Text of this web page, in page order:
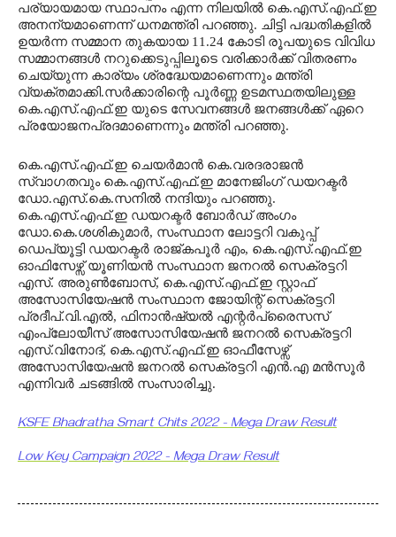
പര്യായമായ സ്ഥാപനം എന്ന നിലയിൽ കെ.എസ്.എഫ്.ഇ
അനന്യമാണെന്ന് ധനമന്ത്രി പറഞ്ഞു. ചിട്ടി പദ്ധതികളിൽ
ഉയർന്ന സമ്മാന തുകയായ 11.24 കോടി രൂപയുടെ വിവിധ
സമ്മാനങ്ങൾ നറുക്കെടുപ്പിലൂടെ വരിക്കാർക്ക് വിതരണം
ചെയ്യുന്ന കാര്യം ശ്രദ്ധേയമാണെന്നും മന്ത്രി
വ്യക്തമാക്കി.സർക്കാരിന്റെ പൂർണ്ണ ഉടമസ്ഥതയിലുള്ള
കെ.എസ്.എഫ്.ഇ യുടെ സേവനങ്ങൾ ജനങ്ങൾക്ക് ഏറെ
പ്രയോജനപ്രദമാണെന്നും മന്ത്രി പറഞ്ഞു.
കെ.എസ്.എഫ്.ഇ ചെയർമാൻ കെ.വരദരാജൻ
സ്വാഗതവും കെ.എസ്.എഫ്.ഇ മാനേജിംഗ് ഡയറക്ടർ
ഡോ.എസ്.കെ.സനിൽ നന്ദിയും പറഞ്ഞു.
കെ.എസ്.എഫ്.ഇ ഡയറക്ടർ ബോർഡ് അംഗം
ഡോ.കെ.ശശികുമാർ, സംസ്ഥാന ലോട്ടറി വകുപ്പ്
ഡെപ്യൂട്ടി ഡയറക്ടർ രാജ്കപൂർ എം, കെ.എസ്.എഫ്.ഇ
ഓഫിസേഴ്സ് യൂണിയൻ സംസ്ഥാന ജനറൽ സെക്രട്ടറി
എസ്. അരുൺബോസ്, കെ.എസ്.എഫ്.ഇ സ്റ്റാഫ്
അസോസിയേഷൻ സംസ്ഥാന ജോയിന്റ് സെക്രട്ടറി
പ്രദീപ്.വി.എൽ, ഫിനാൻഷ്യൽ എന്റർപ്രൈസസ്
എംപ്ലോയീസ് അസോസിയേഷൻ ജനറൽ സെക്രട്ടറി
എസ്.വിനോദ്, കെ.എസ്.എഫ്.ഇ ഓഫീസേഴ്സ്
അസോസിയേഷൻ ജനറൽ സെക്രട്ടറി എൻ.എ മൻസൂർ
എന്നിവർ ചടങ്ങില്‍ സംസാരിച്ചു.
KSFE Bhadratha Smart Chits 2022 - Mega Draw Result
Low Key Campaign 2022 - Mega Draw Result